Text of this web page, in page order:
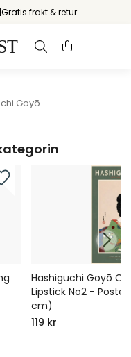
Gratis frakt & retur
Goyō
Hashiguchi Goyō
Lipstick No2 - Poster
cm)
119 kr